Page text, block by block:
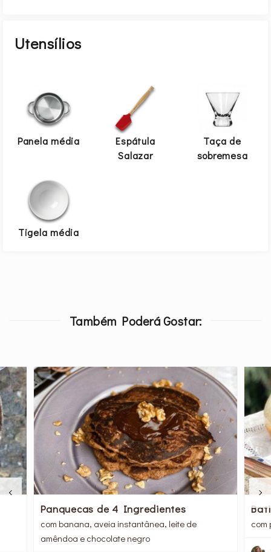
Utensílios
Panela média
Espátula
Salazar
Taça de
sobremesa
Tigela média
Também Poderá Gostar:
Panquecas de 4 Ingredientes
com banana, aveia instantânea, leite de
amêndoa e chocolate negro
com